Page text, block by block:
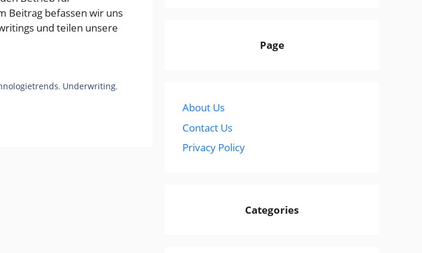
Beitrag befassen wir uns
und teilen unsere
, Underwriting,
Page
About Us
Contact Us
Privacy Policy
Categories